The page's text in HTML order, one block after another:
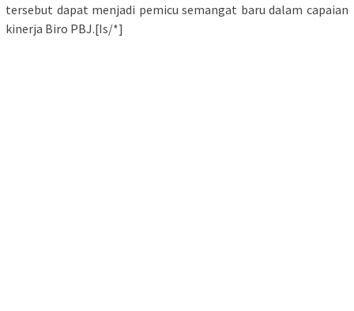
tersebut dapat menjadi pemicu semangat baru dalam capaian
kinerja Biro PBJ.[Is/*]